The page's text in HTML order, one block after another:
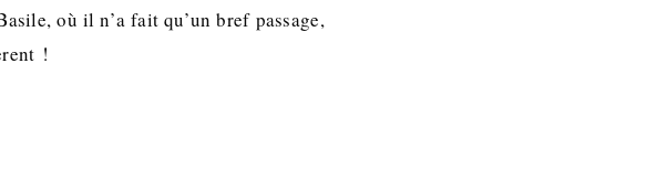
où il n’a fait qu’un bref passage,
!